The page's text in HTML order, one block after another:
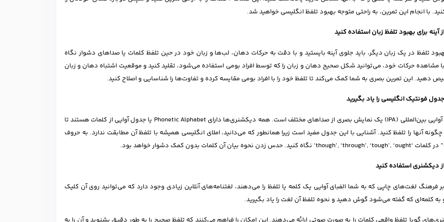
با انجام این تمرین، به راحتی متوجه بهبود تلفظ انگلیسی خواهید شد.
از آینه برای بهبود تلفظ زبان استفاده کنید
تلفظ در یک زبان دیگر، باید جلوی آینه بایستید و با دقت به حرکات دهان، لب‌ها و زبان خود در حین تلفظ کلمات یا صداهای دشوار نگاه
مشاهده حرکات خود، می‌توانید شکل صحیح دهان و زبان را که توسط افراد بومی استفاده می‌شود، تقلید کنید و موقعیت اشتباه دهان و زبان
دهید. این تمرین بصری به شما کمک می‌کند تا تلفظ خود را با افراد بومی مقایسه کرده و تفاوت‌ها را شناسایی و اصلاح کنید.
جدول فونتیک انگلیسی را یاد بگیرید
الفبای آوایی بین‌المللی (IPA) یک نمایش بصری از صداهای مختلف است. همه دیکشنری‌ها دارای Phonetic Alphabet یا جدول آوایی از کلمات هستند تا
چگونه آنها را تلفظ کنید. آشنایی با این جدول مفید است زیرا همانطور که می‌دانید، املای انگلیسی همیشه با تلفظ آن مطابقت ندارد. به حروف
از دیکشنری استفاده کنید
فرهنگ لغت‌های چاپی که به شما الفبای آوایی یک کلمه یا تلفظ را می‌دهند، لغتنامه‌های آنلاین زیادی وجود دارد که می‌توانید روی آن کلیک
به کلمه‌ای که گفته می‌شود گوش دهید و نحوه تلفظ آن لغت را یاد بگیرید.
گویا تلفظ واقعی کلمات را به صورت صوتی ارائه می‌دهند. این امکان را فراهم می‌کنند که تلفظ صحیح را به طور دقیق بشنوید و آن را به